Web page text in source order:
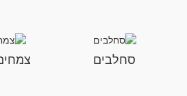
סחלבים